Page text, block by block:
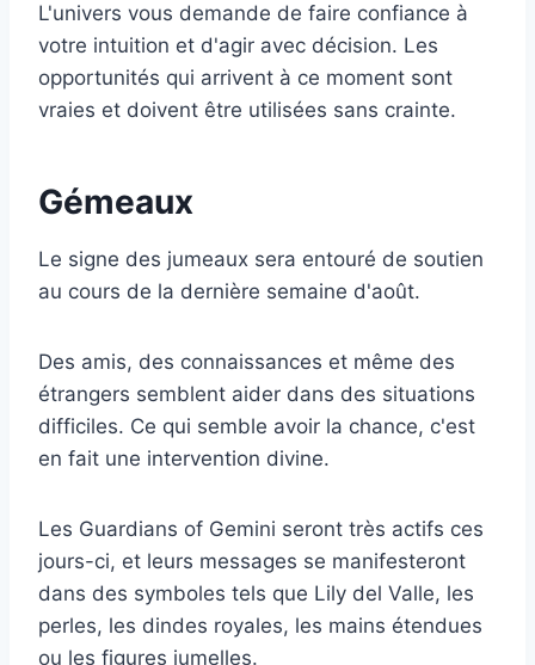
L'univers vous demande de faire confiance à
votre intuition et d'agir avec décision. Les
opportunités qui arrivent à ce moment sont
vraies et doivent être utilisées sans crainte.
Gémeaux
Le signe des jumeaux sera entouré de soutien
au cours de la dernière semaine d'août.
Des amis, des connaissances et même des
étrangers semblent aider dans des situations
difficiles. Ce qui semble avoir la chance, c'est
en fait une intervention divine.
Les Guardians of Gemini seront très actifs ces
jours-ci, et leurs messages se manifesteront
dans des symboles tels que Lily del Valle, les
perles, les dindes royales, les mains étendues
ou les figures jumelles.